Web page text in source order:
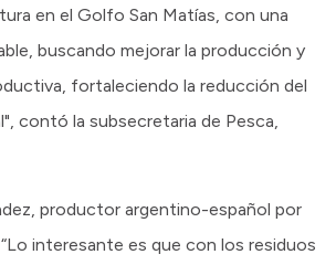
en el Golfo San Matías, con una
buscando mejorar la producción y
fortaleciendo la reducción del
contó la subsecretaria de Pesca,
productor argentino-español por
interesante es que con los residuos